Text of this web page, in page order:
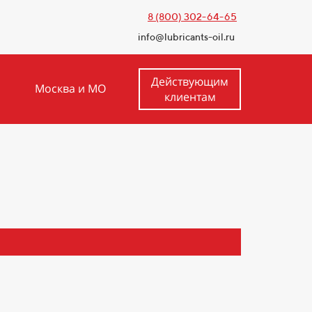
8 (800) 302-64-65
info@lubricants-oil.ru
Москва и МО
Действующим
клиентам